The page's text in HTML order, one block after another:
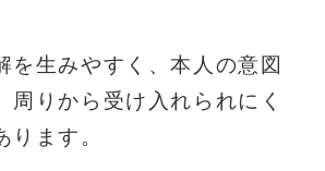
を生みやすく、本人の意図
周りから受け入れられにく
ります。